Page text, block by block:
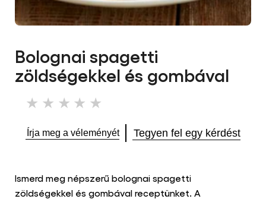
Bolognai spagetti
zöldségekkel és gombával
Nem
küldtek
értékelést
elemhez
Írja meg a véleményét Tegyen fel egy kérdést
Ismerd meg népszerű bolognai spagetti
zöldségekkel és gombával receptünket. A